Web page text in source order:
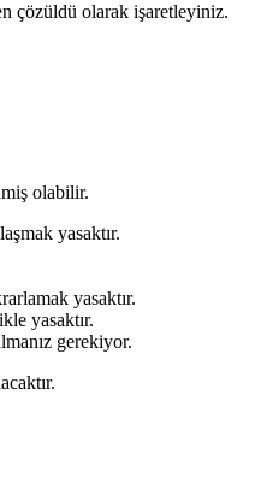
çözüldü olarak işaretleyiniz.
olabilir.
yasaktır.
yasaktır.
yasaktır.
gerekiyor.